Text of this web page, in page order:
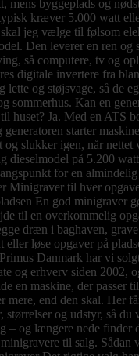
mens byggeplads og
kræver 5.000 watt
skal jeg vælge til følsom
Den leverer en ren og
så computere, tv og
digitale invertere fra
lette og støjsvage, så de
sommerhus. Kan en
huset? Ja. Med en ATS
generatoren starter
og slukker igen, når nettet
dieselmodel på 5.200
for en almindelig
Minigraver til hver
En god minigraver
til en overkommelig
dræn i baghaven,
eller løse opgaver på
Danmark har vi
og erhverv siden 2002,
en maskine, der passer
mere, end den skal. Her
størrelser og udstyr, så
– og længere nede finder
til salg. Sådan